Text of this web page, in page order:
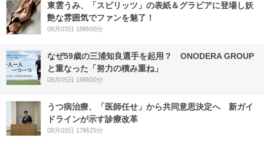
東雲うみ、「スピリッツ」の表紙＆グラビアに登場し妖
艶な雰囲気でファンを魅了！
08月03日 18時00分
なぜ59歳の三浦知良選手を起用？ ONODERA GROUP
と重なった「努力の積み重ね」
08月05日 16時00分
うつ病治療、「医師任せ」から共同意思決定へ 新ガイ
ドラインが示す診療改革
08月03日 17時25分